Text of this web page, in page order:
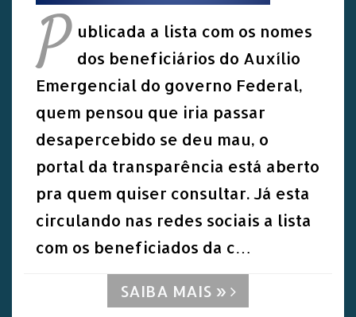
P ublicada a lista com os nomes
dos beneficiários do Auxílio
Emergencial do governo Federal,
quem pensou que iria passar
desapercebido se deu mau, o
portal da transparência está aberto
pra quem quiser consultar. Já esta
circulando nas redes sociais a lista
com os beneficiados da c…
SAIBA MAIS »